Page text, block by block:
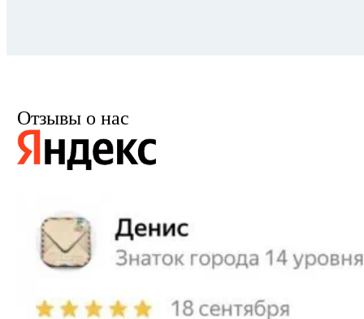
Отзывы о нас